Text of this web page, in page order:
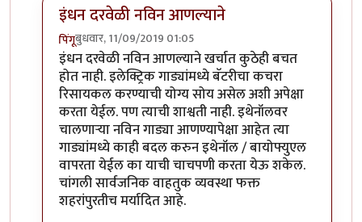
इंधन दरवेळी नविन आणल्याने
पिंगूबुधवार, 11/09/2019 01:05
In reply toएक वेगळाच मुद्दाbyराजेंद्र मेहेंदळे
इंधन दरवेळी नविन आणल्याने खर्चात कुठेही बचत
होत नाही. इलेक्ट्रिक गाड्यांमध्ये बॅटरीचा कचरा
रिसायकल करण्याची योग्य सोय असेल अशी अपेक्षा
करता येईल. पण त्याची शाश्वती नाही. इथेनॉलवर
चालणार्‍या नविन गाड्या आणण्यापेक्षा आहेत त्या
गाड्यांमध्ये काही बदल करुन इथेनॉल / बायोफ्युएल
वापरता येईल का याची चाचपणी करता येऊ शकेल.
चांगली सार्वजनिक वाहतुक व्यवस्था फक्त
शहरांपुरतीच मर्यादित आहे.